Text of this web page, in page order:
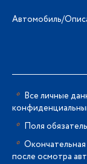
Автомобиль/
* Все личные
* Поля
*
после осмотра